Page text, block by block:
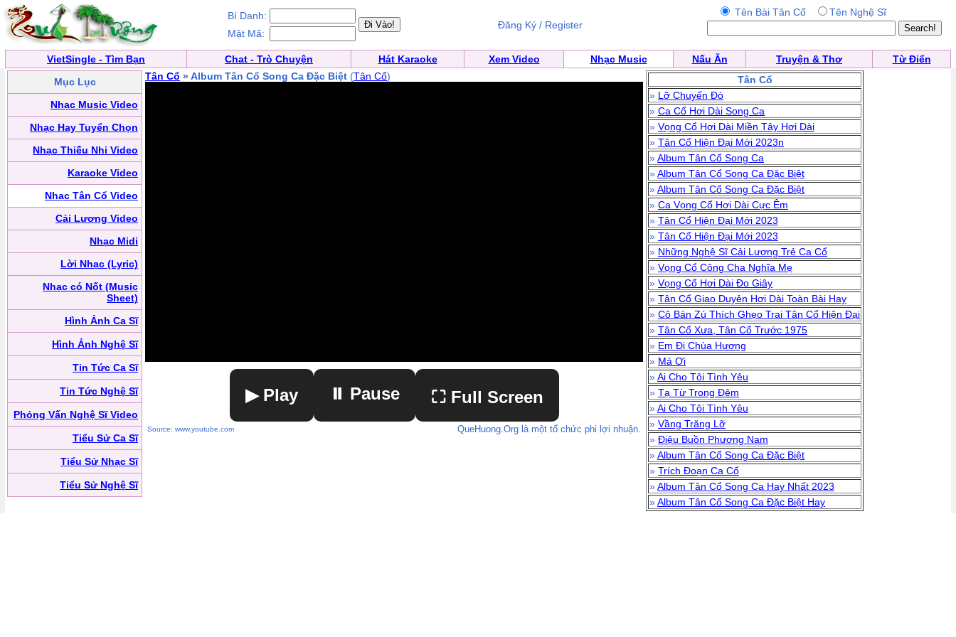
Bí Danh:
Mật Mã:
Đăng Ký / Register
Tên Bài Tân Cổ Tên Nghệ Sĩ
VietSingle - Tìm Bạn Chat - Trò Chuyện Hát Karaoke Xem Video Nhạc Music Nấu Ăn Truyện & Thơ
Từ Điển
Mục Lục
Nhạc Music Video
Nhạc Hay Tuyển Chọn
Nhạc Thiếu Nhi Video
Karaoke Video
Nhạc Tân Cổ Video
Cải Lương Video
Nhạc Midi
Lời Nhạc (Lyric)
Nhạc có Nốt (Music
Sheet)
Hình Ảnh Ca Sĩ
Hình Ảnh Nghệ Sĩ
Tin Tức Ca Sĩ
Tin Tức Nghệ Sĩ
Phỏng Vấn Nghệ Sĩ Video
Tiểu Sử Ca Sĩ
Tiểu Sử Nhạc Sĩ
Tiểu Sử Nghệ Sĩ
Tân Cổ » Album Tân Cổ Song Ca Đặc Biệt (Tân Cổ)
▶ Play ⏸ Pause ⛶ Full Screen
Source: www.youtube.com QueHuong.Org là một tổ chức phi lợi nhuận.
Tân Cổ
» Lỡ Chuyến Đò
» Ca Cổ Hơi Dài Song Ca
» Vọng Cổ Hơi Dài Miền Tây Hơi Dài
» Tân Cổ Hiện Đại Mới 2023n
»Album Tân Cổ Song Ca
»Album Tân Cổ Song Ca Đặc Biệt
»Album Tân Cổ Song Ca Đặc Biệt
» Ca Vọng Cổ Hơi Dài Cực Êm
» Tân Cổ Hiện Đại Mới 2023
» Tân Cổ Hiện Đại Mới 2023
» Những Nghệ Sĩ Cải Lương Trẻ Ca Cổ
» Vọng Cổ Công Cha Nghĩa Mẹ
» Vọng Cổ Hơi Dài Đo Giây
» Tân Cổ Giao Duyên Hơi Dài Toàn Bài Hay
» Cô Bán Zú Thích Ghẹo Trai Tân Cổ Hiện Đại
» Tân Cổ Xưa, Tân Cổ Trước 1975
» Em Đi Chùa Hương
» Má Ơi
»Ai Cho Tôi Tình Yêu
» Tạ Từ Trong Đêm
»Ai Cho Tôi Tình Yêu
» Vầng Trăng Lỡ
» Điệu Buồn Phương Nam
»Album Tân Cổ Song Ca Đặc Biệt
» Trích Đoạn Ca Cổ
»Album Tân Cổ Song Ca Hay Nhất 2023
»Album Tân Cổ Song Ca Đặc Biệt Hay